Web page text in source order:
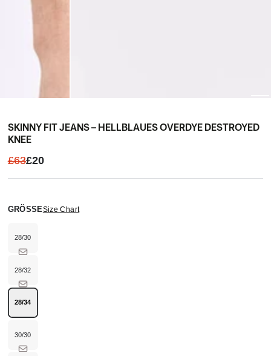
SKINNY FIT JEANS – HELLBLAUES OVERDYE DESTROYED
KNEE
£63£20
GRÖSSE Size Chart
28/30Variante
ausverkauft
oder
verfügbar
28/32Variante
ausverkauft
oder
nicht
verfügbar
28/34Variante
oder
verfügbar
30/30Variante
ausverkauft
oder